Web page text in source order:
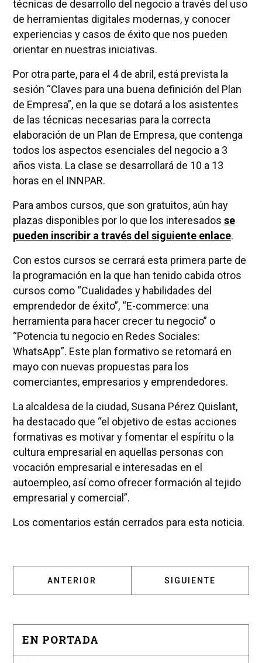
técnicas de desarrollo del negocio a través del uso
de herramientas digitales modernas, y conocer
experiencias y casos de éxito que nos pueden
orientar en nuestras iniciativas.
Por otra parte, para el 4 de abril, está prevista la
sesión “Claves para una buena definición del Plan
de Empresa”, en la que se dotará a los asistentes
de las técnicas necesarias para la correcta
elaboración de un Plan de Empresa, que contenga
todos los aspectos esenciales del negocio a 3
años vista. La clase se desarrollará de 10 a 13
horas en el INNPAR.
Para ambos cursos, que son gratuitos, aún hay
plazas disponibles por lo que los interesados se
pueden inscribir a través del siguiente enlace.
Con estos cursos se cerrará esta primera parte de
la programación en la que han tenido cabida otros
cursos como “Cualidades y habilidades del
emprendedor de éxito”, “E-commerce: una
herramienta para hacer crecer tu negocio” o
“Potencia tu negocio en Redes Sociales:
WhatsApp”. Este plan formativo se retomará en
mayo con nuevas propuestas para los
comerciantes, empresarios y emprendedores.
La alcaldesa de la ciudad, Susana Pérez Quislant,
ha destacado que “el objetivo de estas acciones
formativas es motivar y fomentar el espíritu o la
cultura empresarial en aquellas personas con
vocación empresarial e interesadas en el
autoempleo, así como ofrecer formación al tejido
empresarial y comercial”.
Los comentarios están cerrados para esta noticia.
ARTÍCULO ANTERIOR: NUEVA
ANTERIOR ARTÍCULO
SIGUIENTE
EN PORTADA